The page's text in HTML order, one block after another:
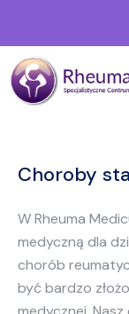
Choroby
W Rheuma
medyczną dla
chorób
być bardzo